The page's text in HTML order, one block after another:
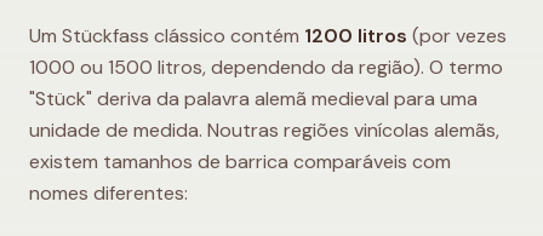
Um Stückfass clássico contém 1200 litros (por vezes
1000 ou 1500 litros, dependendo da região). O termo
"Stück" deriva da palavra alemã medieval para uma
unidade de medida. Noutras regiões vinícolas alemãs,
existem tamanhos de barrica comparáveis com
nomes diferentes: